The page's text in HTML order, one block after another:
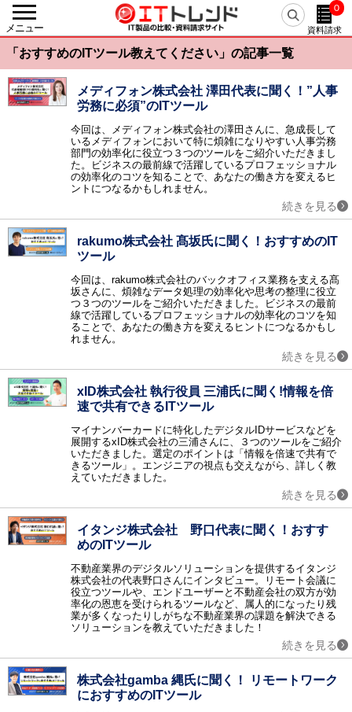
メニュー
0
資料請求
戻る
カテゴリーから探す
人事・労務
人事システム / eラーニング / 勤怠管理・就業管理 / 【旧】人事評価システム / 給与明細電子化 / 経費精算システム / 給与計算システム / タレントマネジメント / シフト管理・人員計画（WFM） / 人事評価システム / 採用管理・選考管理システム / 健康管理システム / マイナンバー管理システム / 経費精算システム クラウド / 労務管理システム / eラーニングコンテンツ作成・提供 / 従業員満足度調査（ES調査） / 給与前払いサービス / Web面接・オンライン面接 / 離職防止・定着率向上ツール / 年末調整支援システム / 目標管理システム / 人事コンサルティング / メンタルヘルス・ストレスチェック / 1on1ツール / 採用サイト作成ツール / リファレンスチェックサービス / 反社チェックツール / リファラル採用ツール / 出張管理システム(BTM) / スキル管理システム / フリーランス管理システム / 組織診断サービス / CLM（契約ライフサイクルマネジメント） / 中途採用支援サービス / 新卒採用支援サービス / デジタル給与ソリューション
基幹統合
会計ソフト / 固定資産管理 / IT資産管理 / 債務管理・債権管理 / 予算管理 / 会計ソフト クラウド / 請求書受取サービス / 経営管理システム / 連結会計システム / リース資産管理システム / 電子マネー送金代行 / 振込代行サービス
AIサービス
AI-OCR / AI翻訳（自動翻訳）ツール / AIコンサルティング / AI契約書レビューサービス / AIライティングサービス / 生成AI開発サービス / 生成AI導入サービス / 医療向け生成AIサービス / AI開発サービス / AI導入サービス / 医療向けAIサービス / AIエージェント / AI電話自動応答サービス / 経理AIエージェント / 専用AI構築プラットフォーム
販売
生産
在庫・購買
EDI / 在庫管理 / 需要予測 / 購買管理 / 受発注システム / 電子契約システム / 見積査定システム / 病院在庫管理システム（SPD）
物流・倉庫
ビジネスプロセス
SFA / オンライン商談システム / セールスイネーブルメントツール
メール・FAX・SMS
マーケティング
データ蓄積・分析
BIツール / テキストマイニング / DWH / データマイニング / ETL / 商圏分析・エリアマーケティング / ソーシャル分析 / BIツール クラウド / BIツール導入・活用支援 / DMP / SaaS管理システム / 機械学習（マシンラーニング） / 企業データベース / 予測分析ツール / Webサイト翻訳ツール / 脱炭素支援サービス / 広告効果測定
CMS / アクセス解析 / ECサイト構築 / 動画配信システム / オンライン決済システム / 予約システム / EC管理ソフト / ショッピングカート / チャット接客ツール / チャットボット / Webコンサルティング / ノーコード・ローコード開発 / イベント管理システム / ネットショップ管理システム / サイト内検索ツール / Webデザインツール / EFOツール
ハードウェアインフラ
ストレージ / サーバ / シンクライアント / KVMスイッチ / UPS / PDU
「おすすめのITツール教えてください」の記事一覧
メディフォン株式会社 澤田代表に聞く！”人事
労務に必須”のITツール
今回は、メディフォン株式会社の澤田さんに、急成長して
いるメディフォンにおいて特に煩雑になりやすい人事労務
部門の効率化に役立つ３つのツールをご紹介いただきまし
た。ビジネスの最前線で活躍しているプロフェッショナル
の効率化のコツを知ることで、あなたの働き方を変えるヒ
ントにつなるかもしれません。
続きを見る
rakumo株式会社 髙坂氏に聞く！おすすめのIT
ツール
今回は、rakumo株式会社のバックオフィス業務を支える髙
坂さんに、煩雑なデータ処理の効率化や思考の整理に役立
つ３つのツールをご紹介いただきました。ビジネスの最前
線で活躍しているプロフェッショナルの効率化のコツを知
ることで、あなたの働き方を変えるヒントにつなるかもし
れません。
続きを見る
xID株式会社 執行役員 三浦氏に聞く!情報を倍
速で共有できるITツール
マイナンバーカードに特化したデジタルIDサービスなどを
展開するxID株式会社の三浦さんに、３つのツールをご紹介
いただきました。選定のポイントは「情報を倍速で共有で
きるツール」。エンジニアの視点も交えながら、詳しく教
えていただきました。
続きを見る
イタンジ株式会社 野口代表に聞く！おすす
めのITツール
不動産業界のデジタルソリューションを提供するイタンジ
株式会社の代表野口さんにインタビュー。リモート会議に
役立つツールや、エンドユーザーと不動産会社の双方が効
率化の恩恵を受けられるツールなど、属人的になったり残
業が多くなったりしがちな不動産業界の課題を解決できる
ソリューションを教えていただきました！
続きを見る
株式会社gamba 縄氏に聞く！ リモートワーク
におすすめのITツール